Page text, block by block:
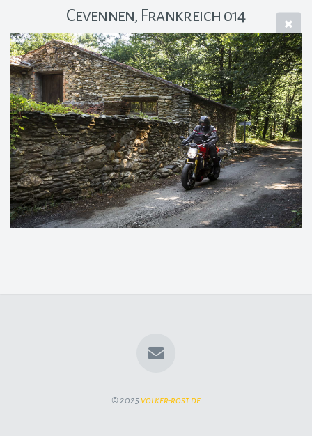
Cevennen, Frankreich 014
© 2025 volker-rost.de